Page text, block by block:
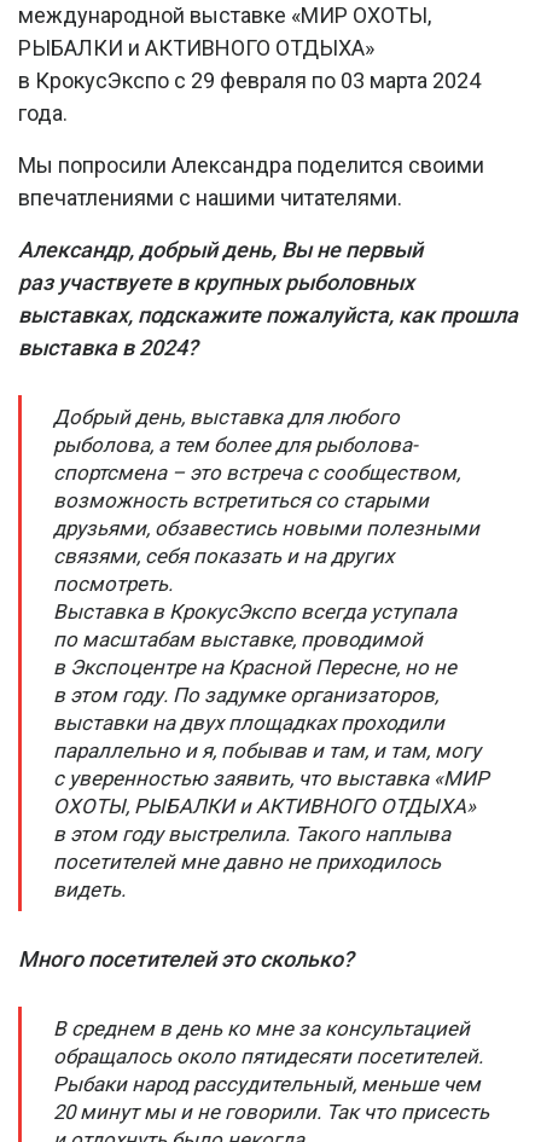
международной выставке «МИР ОХОТЫ,
РЫБАЛКИ и АКТИВНОГО ОТДЫХА»
в КрокусЭкспо с 29 февраля по 03 марта 2024
года.
Мы попросили Александра поделится своими
впечатлениями с нашими читателями.
Александр, добрый день, Вы не первый
раз участвуете в крупных рыболовных
выставках, подскажите пожалуйста, как прошла
выставка в 2024?
Добрый день, выставка для любого
рыболова, а тем более для рыболова-
спортсмена – это встреча с сообществом,
возможность встретиться со старыми
друзьями, обзавестись новыми полезными
связями, себя показать и на других
посмотреть.
Выставка в КрокусЭкспо всегда уступала
по масштабам выставке, проводимой
в Экспоцентре на Красной Пересне, но не
в этом году. По задумке организаторов,
выставки на двух площадках проходили
параллельно и я, побывав и там, и там, могу
с уверенностью заявить, что выставка «МИР
ОХОТЫ, РЫБАЛКИ и АКТИВНОГО ОТДЫХА»
в этом году выстрелила. Такого наплыва
посетителей мне давно не приходилось
видеть.
Много посетителей это сколько?
В среднем в день ко мне за консультацией
обращалось около пятидесяти посетителей.
Рыбаки народ рассудительный, меньше чем
20 минут мы и не говорили. Так что присесть